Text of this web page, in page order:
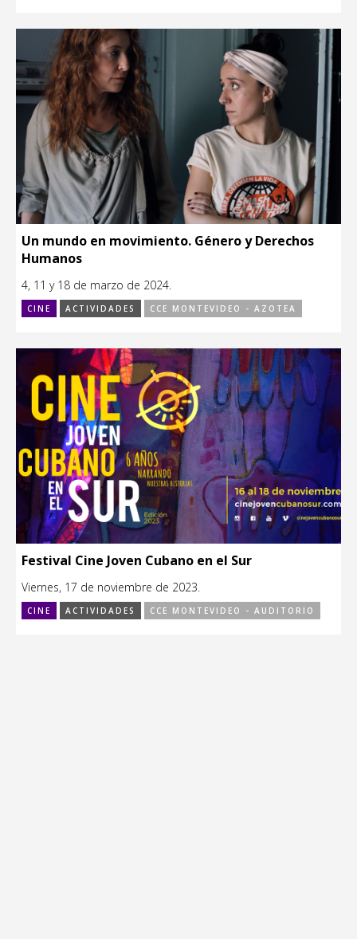
Un mundo en movimiento. Género y Derechos
Humanos
4, 11 y 18 de marzo de 2024.
CINE ACTIVIDADES CCE MONTEVIDEO - AZOTEA
Festival Cine Joven Cubano en el Sur
Viernes, 17 de noviembre de 2023.
CINE ACTIVIDADES CCE MONTEVIDEO - AUDITORIO